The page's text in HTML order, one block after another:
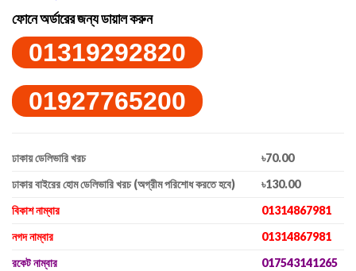
ফোনে অর্ডারের জন্য ডায়াল করুন
01319292820
01927765200
ঢাকায় ডেলিভারি খরচ
৳70.00
ঢাকার বাইরের হোম ডেলিভারি খরচ (অগ্রীম পরিশোধ করতে হবে)
৳130.00
বিকাশ নাম্বার
01314867981
নগদ নাম্বার
01314867981
রকেট নাম্বার
017543141265